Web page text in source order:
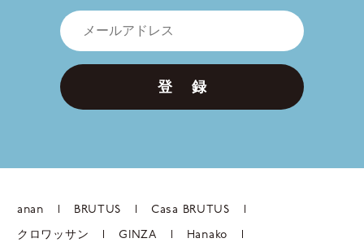
登 録
anan BRUTUS Casa BRUTUS
クロワッサン GINZA Hanako